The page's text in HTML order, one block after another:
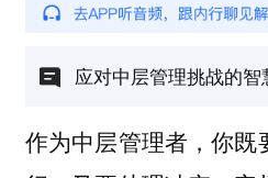
应对中层管理挑战的智
作为中层管理者，你既